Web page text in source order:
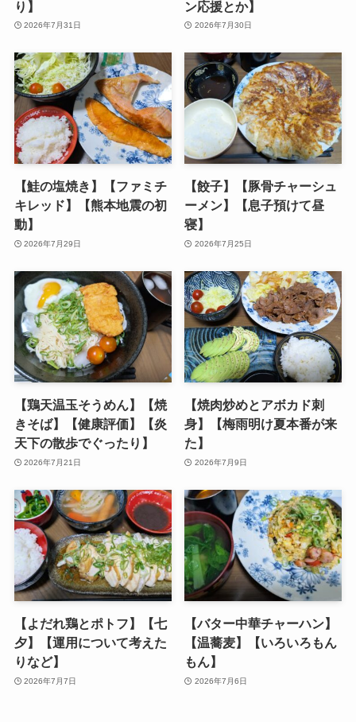
り】
2026年7月31日
ン応援とか】
2026年7月30日
【鮭の塩焼き】【ファミチ
キレッド】【熊本地震の初
動】
2026年7月29日
【餃子】【豚骨チャーシュ
ーメン】【息子預けて昼
寝】
2026年7月25日
【鶏天温玉そうめん】【焼
きそば】【健康評価】【炎
天下の散歩でぐったり】
2026年7月21日
【焼肉炒めとアボカド刺
身】【梅雨明け夏本番が来
た】
2026年7月9日
【よだれ鶏とポトフ】【七
夕】【運用について考えた
りなど】
2026年7月7日
【バター中華チャーハン】
【温蕎麦】【いろいろもん
もん】
2026年7月6日